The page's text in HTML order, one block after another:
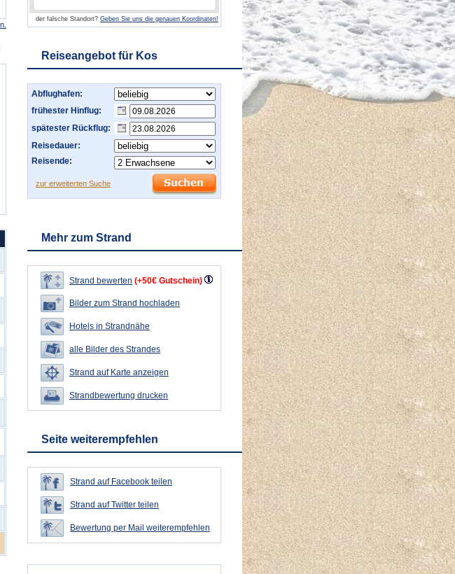
der falsche Standort? Geben Sie uns die genauen Koordinaten!
Reiseangebot für Kos
Abflughafen:
frühester Hinflug:
spätester Rückflug:
Reisedauer:
Reisende:
zur erweiterten Suche
Mehr zum Strand
Strand bewerten (+50€ Gutschein)
Bilder zum Strand hochladen
Hotels in Strandnähe
alle Bilder des Strandes
Strand auf Karte anzeigen
Strandbewertung drucken
Seite weiterempfehlen
Strand auf Facebook teilen
Strand auf Twitter teilen
Bewertung per Mail weiterempfehlen